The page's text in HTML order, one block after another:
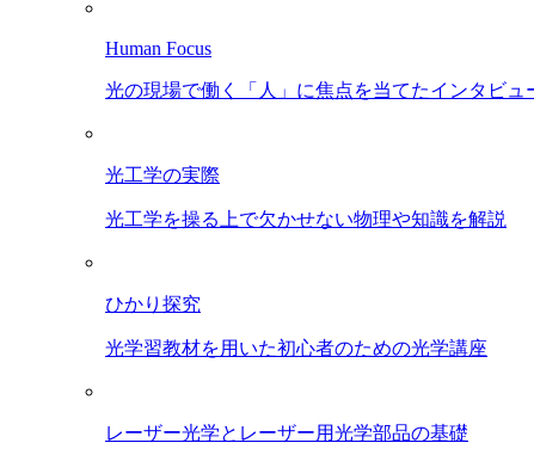
Human Focus
光の現場で働く「人」に焦点を当てたインタビュ
光工学の実際
光工学を操る上で欠かせない物理や知識を解説
ひかり探究
光学習教材を用いた初心者のための光学講座
レーザー光学とレーザー用光学部品の基礎